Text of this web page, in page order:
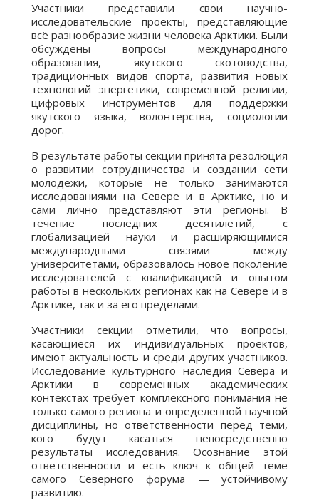
Участники представили свои научно-
исследовательские проекты, представляющие
всё разнообразие жизни человека Арктики. Были
обсуждены вопросы международного
образования, якутского скотоводства,
традиционных видов спорта, развития новых
технологий энергетики, современной религии,
цифровых инструментов для поддержки
якутского языка, волонтерства, социологии
дорог.
В результате работы секции принята резолюция
о развитии сотрудничества и создании сети
молодежи, которые не только занимаются
исследованиями на Севере и в Арктике, но и
сами лично представляют эти регионы. В
течение последних десятилетий, с
глобализацией науки и расширяющимися
международными связями между
университетами, образовалось новое поколение
исследователей с квалификацией и опытом
работы в нескольких регионах как на Севере и в
Арктике, так и за его пределами.
Участники секции отметили, что вопросы,
касающиеся их индивидуальных проектов,
имеют актуальность и среди других участников.
Исследование культурного наследия Севера и
Арктики в современных академических
контекстах требует комплексного понимания не
только самого региона и определенной научной
дисциплины, но ответственности перед теми,
кого будут касаться непосредственно
результаты исследования. Осознание этой
ответственности и есть ключ к общей теме
самого Северного форума — устойчивому
развитию.